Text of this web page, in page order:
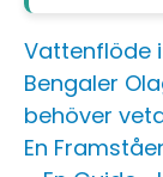
Vattenflöde i
Bengaler
behöver
En